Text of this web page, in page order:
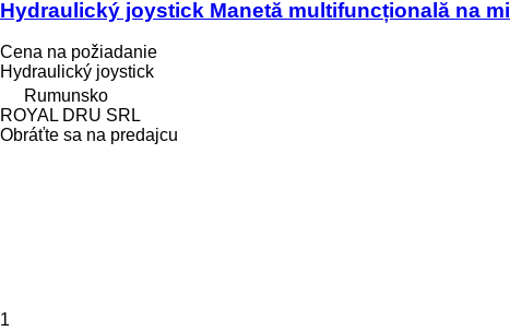
Hydraulický joystick Manetă multifuncțională na
Cena na požiadanie
Hydraulický joystick
Rumunsko
ROYAL DRU SRL
Obráťte sa na predajcu
1